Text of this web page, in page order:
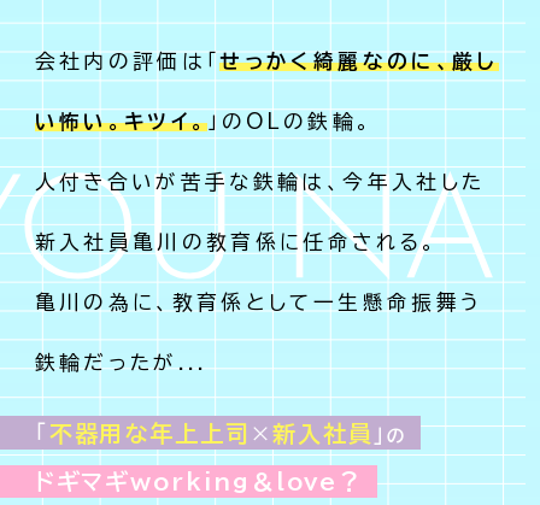
会社内の評価は「せっかく綺麗なのに、厳し
い怖い。キツイ。 」のOLの鉄輪。
人付き合いが苦手な鉄輪は、今年入社した
新入社員亀川の教育係に任命される。
亀川の為に、教育係として一生懸命振舞う
鉄輪だったが...
不器用な年上上司 × 新入社員 」の
ドギマギworking＆love？